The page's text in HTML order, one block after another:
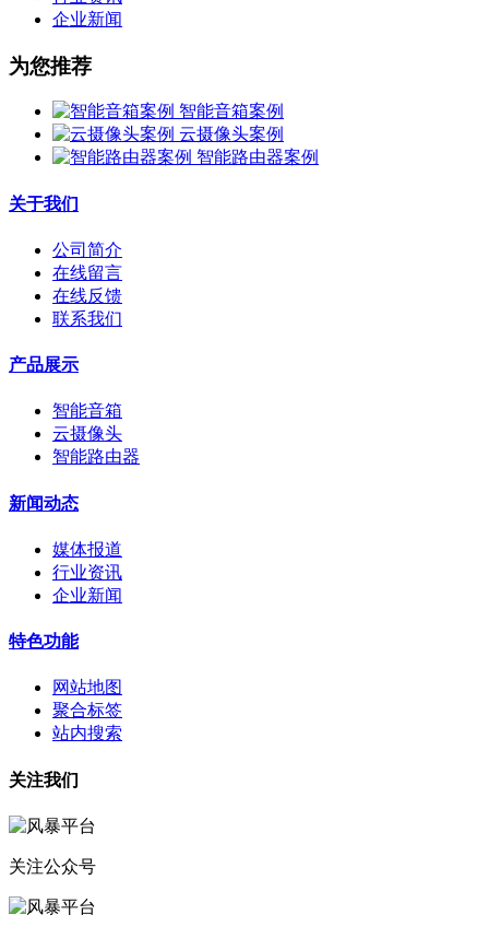
企业新闻
为您推荐
智能音箱案例
云摄像头案例
智能路由器案例
关于我们
公司简介
在线留言
在线反馈
联系我们
产品展示
智能音箱
云摄像头
智能路由器
新闻动态
媒体报道
行业资讯
企业新闻
特色功能
网站地图
聚合标签
站内搜索
关注我们
关注公众号